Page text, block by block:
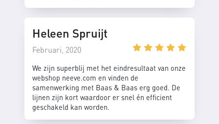
Heleen Spruijt
Februari, 2020
We zijn superblij met het eindresultaat van onze
webshop neeve.com en vinden de
samenwerking met Baas & Baas erg goed. De
lijnen zijn kort waardoor er snel én efficient
geschakeld kan worden.